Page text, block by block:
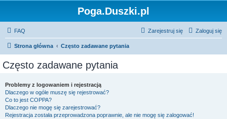
Poga.Duszki.pl
FAQ Zaloguj się
Zarejestruj się
Strona główna Często zadawane pytania
Często zadawane pytania
Problemy z logowaniem i rejestracją
Dlaczego w ogóle muszę się rejestrować?
Co to jest COPPA?
Dlaczego nie mogę się zarejestrować?
Rejestracja została przeprowadzona poprawnie, ale nie mogę się zalogować!